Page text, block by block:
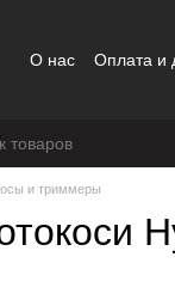
О нас Оплата и
и триммеры